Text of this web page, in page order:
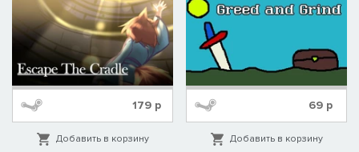
179р
Добавить в корзину
69р
Добавить в корзину